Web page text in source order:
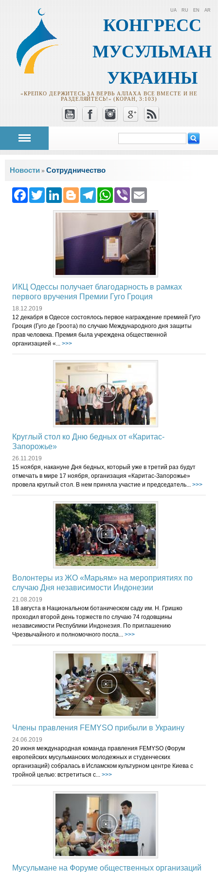
КОНГРЕСС
МУСУЛЬМАН
УКРАИНЫ
«КРЕПКО ДЕРЖИТЕСЬ ЗА ВЕРВЬ АЛЛАХА ВСЕ ВМЕСТЕ И НЕ
РАЗДЕЛЯЙТЕСЬ!» (КОРАН, 3:103)
UA RU EN AR
Форма поиска
Вы здесь
Новости » Сотрудничество
Facebook
Twitter
LinkedIn
Blogger
Telegram
WhatsApp
Viber
ИКЦ Одессы получает благодарность в рамках
первого вручения Премии Гуго Гроция
18.12.2019
12 декабря в Одессе состоялось первое награждение премией Гуго
Гроция (Гуго де Гроота) по случаю Международного дня защиты
прав человека. Премия была учреждена общественной
организацией «... >>>
Круглый стол ко Дню бедных от «Каритас-
Запорожье»
26.11.2019
15 ноября, накануне Дня бедных, который уже в третий раз будут
отмечать в мире 17 ноября, организация «Каритас-Запорожье»
провела круглый стол. В нем приняла участие и председатель... >>>
Волонтеры из ЖО «Марьям» на мероприятиях по
случаю Дня независимости Индонезии
21.08.2019
18 августа в Национальном ботаническом саду им. Н. Гришко
проходил второй день торжеств по случаю 74 годовщины
независимости Республики Индонезия. По приглашению
Чрезвычайного и полномочного посла... >>>
Члены правления FEMYSO прибыли в Украину
24.06.2019
20 июня международная команда правления FEMYSO (Форум
европейских мусульманских молодежных и студенческих
организаций) собралась в Исламском культурном центре Киева с
тройной целью: встретиться с... >>>
Мусульмане на Форуме общественных организаций